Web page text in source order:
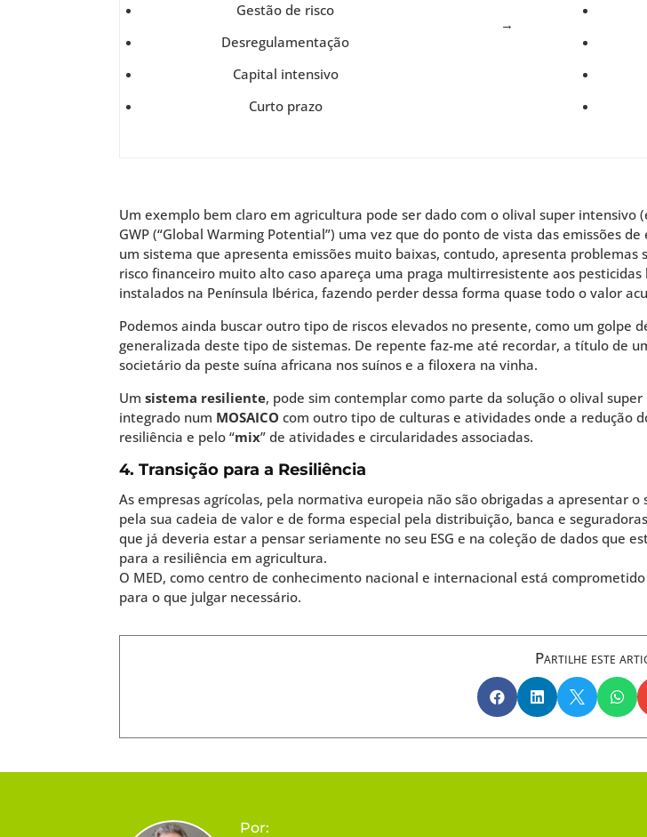
Gestão de risco
Desregulamentação
Capital intensivo
Curto prazo
→
Um exemplo bem claro em agricultura pode ser dado com o olival super
GWP (“Global Warming Potential”) uma vez que do ponto de vista das emissões
um sistema que apresenta emissões muito baixas, contudo, apresenta
risco financeiro muito alto caso apareça uma praga multirresistente aos
instalados na Península Ibérica, fazendo perder dessa forma quase todo o valor
Podemos ainda buscar outro tipo de riscos elevados no presente, como um
generalizada deste tipo de sistemas. De repente faz-me até recordar, a título de
societário da peste suína africana nos suínos e a filoxera na vinha.
Umsistema resiliente, pode sim contemplar como parte da solução o olival
integrado num MOSAICO com outro tipo de culturas e atividades onde a redução
resiliência e pelo “mix” de atividades e circularidades associadas.
4. Transição para a Resiliência
As empresas agrícolas, pela normativa europeia não são obrigadas a apresentar
pela sua cadeia de valor e de forma especial pela distribuição, banca e
que já deveria estar a pensar seriamente no seu ESG e na coleção de dados que
para a resiliência em agricultura.
O MED, como centro de conhecimento nacional e internacional está
para o que julgar necessário.
Partilhe este
   
Por: